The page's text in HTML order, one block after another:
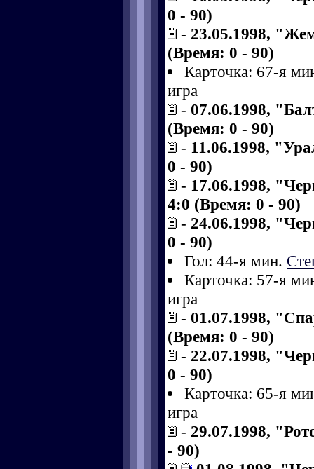
0 - 90)
- 23.05.1998,
(Время: 0 - 90)
Карточка: 67-я
игра
- 07.06.1998,
(Время: 0 - 90)
- 11.06.1998,
0 - 90)
- 17.06.1998,
4:0 (Время: 0 - 90)
- 24.06.1998,
0 - 90)
Гол: 44-я мин.
Карточка: 57-я
игра
- 01.07.1998,
(Время: 0 - 90)
- 22.07.1998,
0 - 90)
Карточка: 65-я
игра
- 29.07.1998,
- 90)